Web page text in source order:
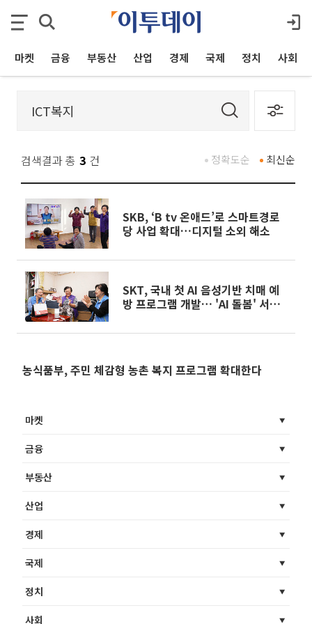
마켓 금융 부동산 산업 경제 국제 정치 사회
검색결과 총 3 건 최신순
정확도순
SKB, ‘B tv 온애드’로 스마트경로
당 사업 확대…디지털 소외 해소
SKT, 국내 첫 AI 음성기반 치매 예
방 프로그램 개발… 'AI 돌봄' 서비
농식품부, 주민 체감형 농촌 복지 프로그램 확대한다
마켓
금융
부동산
산업
경제
국제
정치
사회